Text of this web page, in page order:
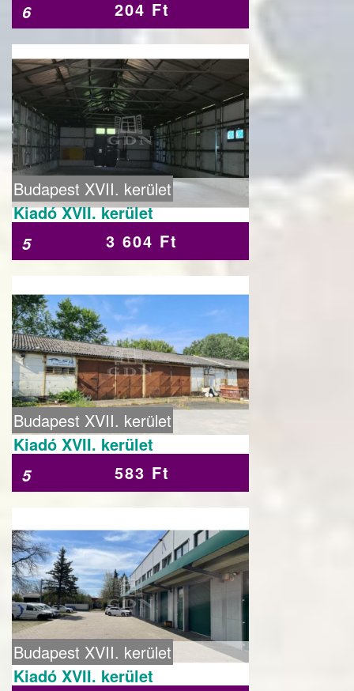
6 204 Ft
Budapest XVII. kerület
Kiadó XVII. kerület
5 3 604 Ft
Budapest XVII. kerület
Kiadó XVII. kerület
5 583 Ft
Budapest XVII. kerület
Kiadó XVII. kerület